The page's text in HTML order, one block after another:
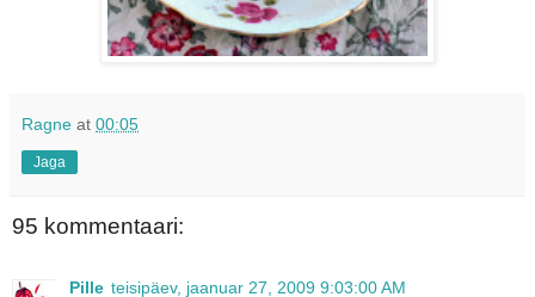
Ragne at 00:05
Jaga
95 kommentaari:
Pille teisipäev, jaanuar 27, 2009 9:03:00 AM